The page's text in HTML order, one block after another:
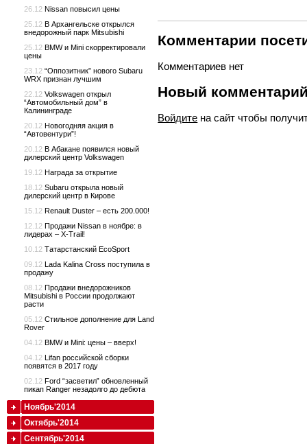
Комментарии
Комментариев нет
Новый
Войдите на сайт чтобы
26.12 Nissan повысил цены
25.12 В Архангельске открылся
внедорожный парк Mitsubishi
25.12 BMW и Mini скорректировали
цены
23.12 “Оппозитник” нового Subaru
WRX признан лучшим
22.12 Volkswagen открыл
“Автомобильный дом” в
Калининграде
20.12 Новогодняя акция в
“Автовентури”!
20.12 В Абакане появился новый
дилерский центр Volkswagen
19.12 Награда за открытие
18.12 Subaru открыла новый
дилерский центр в Кирове
15.12 Renault Duster – есть 200.000!
12.12 Продажи Nissan в ноябре: в
лидерах – X-Trail!
10.12 Татарстанский EcoSport
09.12 Lada Kalina Cross поступила в
продажу
08.12 Продажи внедорожников
Mitsubishi в России продолжают
расти
05.12 Стильное дополнение для Land
Rover
04.12 BMW и Mini: цены – вверх!
04.12 Lifan российской сборки
появятся в 2017 году
02.12 Ford “засветил” обновленный
пикап Ranger незадолго до дебюта
Ноябрь'2014
Октябрь'2014
Сентябрь'2014